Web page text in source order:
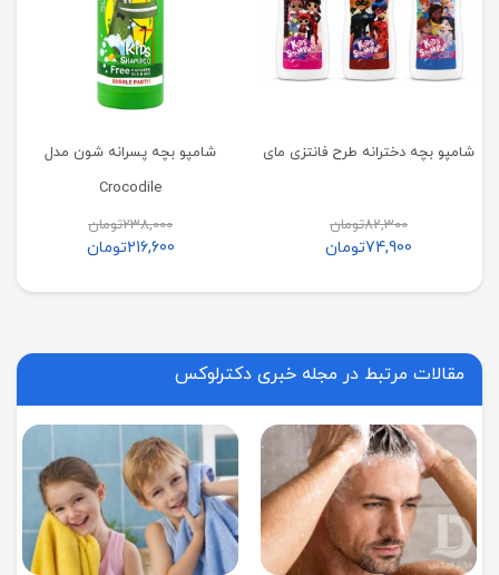
شامپو بچه دخترانه طرح فانتزی مای
82,300تومان
74,900تومان
شامپو بچه پسرانه شون مدل
Crocodile
238,000تومان
216,600تومان
مقالات مرتبط در مجله خبری دکترلوکس